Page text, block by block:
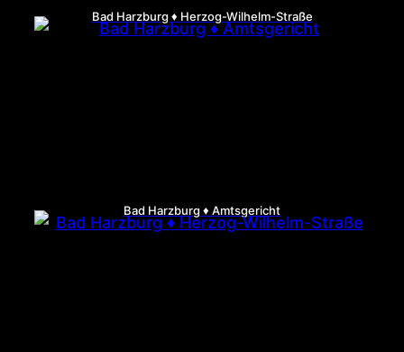
Bad Harzburg ♦ Herzog-Wilhelm-Straße
Bad Harzburg ♦ Amtsgericht